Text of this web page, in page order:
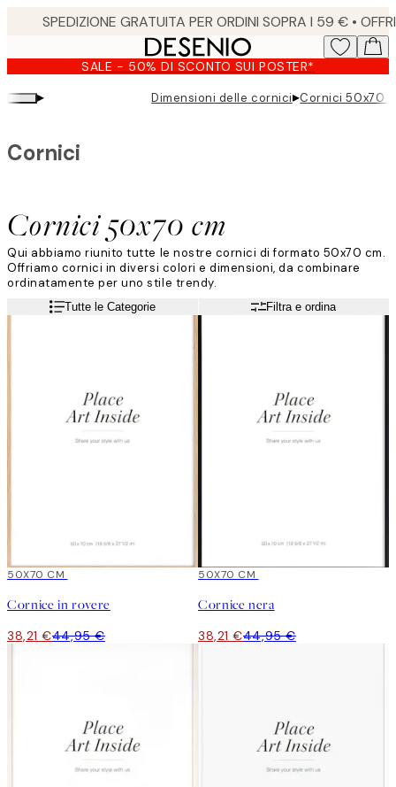
content.
SALE - 50% DI SCONTO SUI POSTER*
▸ Dimensioni delle cornici▸Cornici 50x70
Cornici 50x70 cm
Cornici
Qui abbiamo riunito tutte le nostre cornici di formato 50x70 cm.
Offriamo cornici in diversi colori e dimensioni, da combinare
ordinatamente per uno stile trendy.
Leggi di piùTutte le Categorie Filtra e ordina
15%*
50X70 CM
Cornice in rovere
38,21 €44,95 €
15%*
50X70 CM
Cornice nera
38,21 €44,95 €